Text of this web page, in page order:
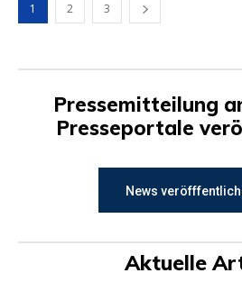
1 2 3
Pressemitteilung
Presseportale
News
Aktuelle